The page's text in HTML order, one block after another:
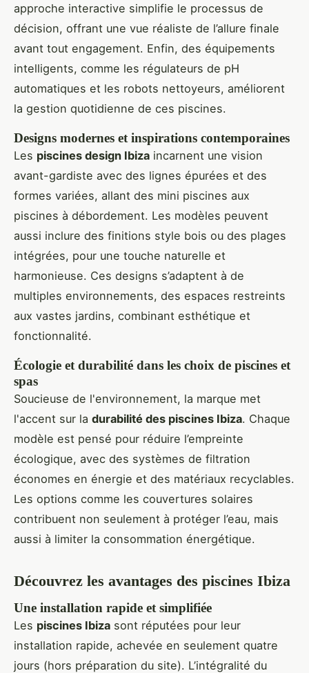
approche interactive simplifie le processus de
décision, offrant une vue réaliste de l’allure finale
avant tout engagement. Enfin, des équipements
intelligents, comme les régulateurs de pH
automatiques et les robots nettoyeurs, améliorent
la gestion quotidienne de ces piscines.
Designs modernes et inspirations contemporaines
Les piscines design Ibiza incarnent une vision
avant-gardiste avec des lignes épurées et des
formes variées, allant des mini piscines aux
piscines à débordement. Les modèles peuvent
aussi inclure des finitions style bois ou des plages
intégrées, pour une touche naturelle et
harmonieuse. Ces designs s’adaptent à de
multiples environnements, des espaces restreints
aux vastes jardins, combinant esthétique et
fonctionnalité.
Écologie et durabilité dans les choix de piscines et
spas
Soucieuse de l'environnement, la marque met
l'accent sur la durabilité des piscines Ibiza. Chaque
modèle est pensé pour réduire l’empreinte
écologique, avec des systèmes de filtration
économes en énergie et des matériaux recyclables.
Les options comme les couvertures solaires
contribuent non seulement à protéger l’eau, mais
aussi à limiter la consommation énergétique.
Découvrez les avantages des piscines Ibiza
Une installation rapide et simplifiée
Les piscines Ibiza sont réputées pour leur
installation rapide, achevée en seulement quatre
jours (hors préparation du site). L’intégralité du